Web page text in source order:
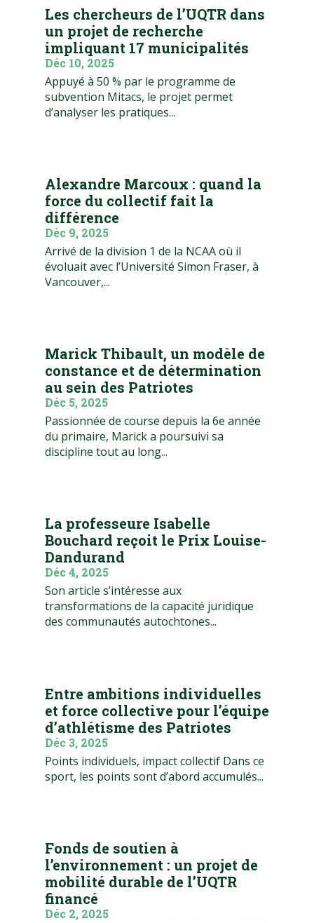
Les chercheurs de l’UQTR dans
un projet de recherche
impliquant 17 municipalités
Déc 10, 2025
Appuyé à 50 % par le programme de
subvention Mitacs, le projet permet
d’analyser les pratiques...
Alexandre Marcoux : quand la
force du collectif fait la
différence
Déc 9, 2025
Arrivé de la division 1 de la NCAA où il
évoluait avec l’Université Simon Fraser, à
Vancouver,...
Marick Thibault, un modèle de
constance et de détermination
au sein des Patriotes
Déc 5, 2025
Passionnée de course depuis la 6e année
du primaire, Marick a poursuivi sa
discipline tout au long...
La professeure Isabelle
Bouchard reçoit le Prix Louise-
Dandurand
Déc 4, 2025
Son article s’intéresse aux
transformations de la capacité juridique
des communautés autochtones...
Entre ambitions individuelles
et force collective pour l’équipe
d’athlétisme des Patriotes
Déc 3, 2025
Points individuels, impact collectif Dans ce
sport, les points sont d’abord accumulés...
Fonds de soutien à
l’environnement : un projet de
mobilité durable de l’UQTR
financé
Déc 2, 2025